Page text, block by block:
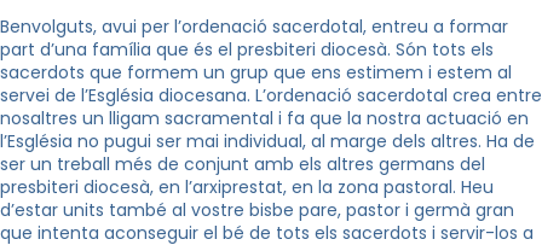
Benvolguts, avui per l’ordenació sacerdotal, entreu a formar
part d’una família que és el presbiteri diocesà. Són tots els
sacerdots que formem un grup que ens estimem i estem al
servei de l’Església diocesana. L’ordenació sacerdotal crea entre
nosaltres un lligam sacramental i fa que la nostra actuació en
l’Església no pugui ser mai individual, al marge dels altres. Ha de
ser un treball més de conjunt amb els altres germans del
presbiteri diocesà, en l’arxiprestat, en la zona pastoral. Heu
d’estar units també al vostre bisbe pare, pastor i germà gran
que intenta aconseguir el bé de tots els sacerdots i servir-los a